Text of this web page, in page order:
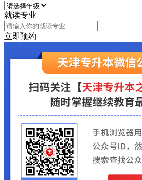
就读专业
立即预约